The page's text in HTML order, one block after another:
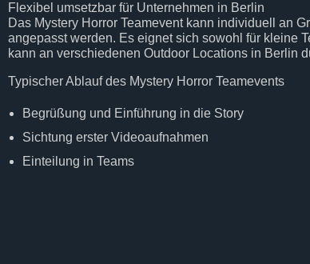
Flexibel umsetzbar für Unternehmen in Berlin
Das Mystery Horror Teamevent kann individuell an
angepasst werden. Es eignet sich sowohl für kleine
kann an verschiedenen Outdoor Locations in Berlin
Typischer Ablauf des Mystery Horror Teamevents
Begrüßung und Einführung in die Story
Sichtung erster Videoaufnahmen
Einteilung in Teams